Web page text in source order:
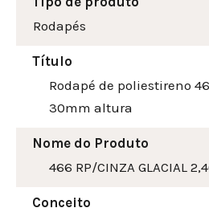
Rodapés
Título
Rodapé de poliestireno
30mm altura
Nome do Produto
466 RP/CINZA GLACIAL
Conceito